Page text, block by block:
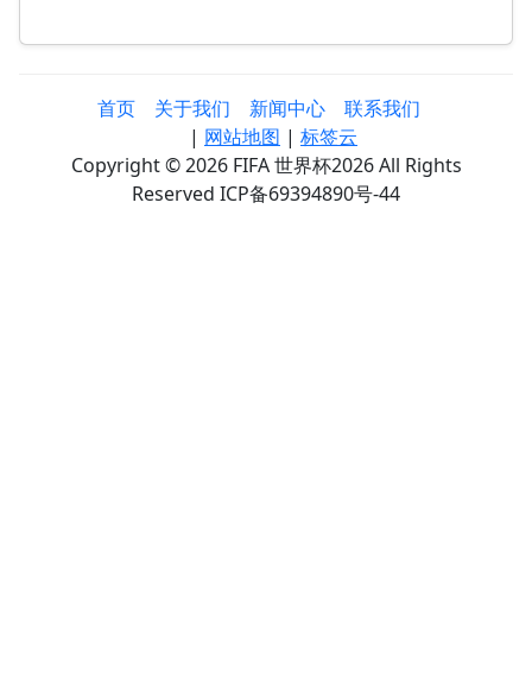
首页 关于我们 新闻中心
联系我们
| 网站地图 | 标签云
Copyright © 2026 FIFA 世界杯2026 All Rights
Reserved ICP备69394890号-44